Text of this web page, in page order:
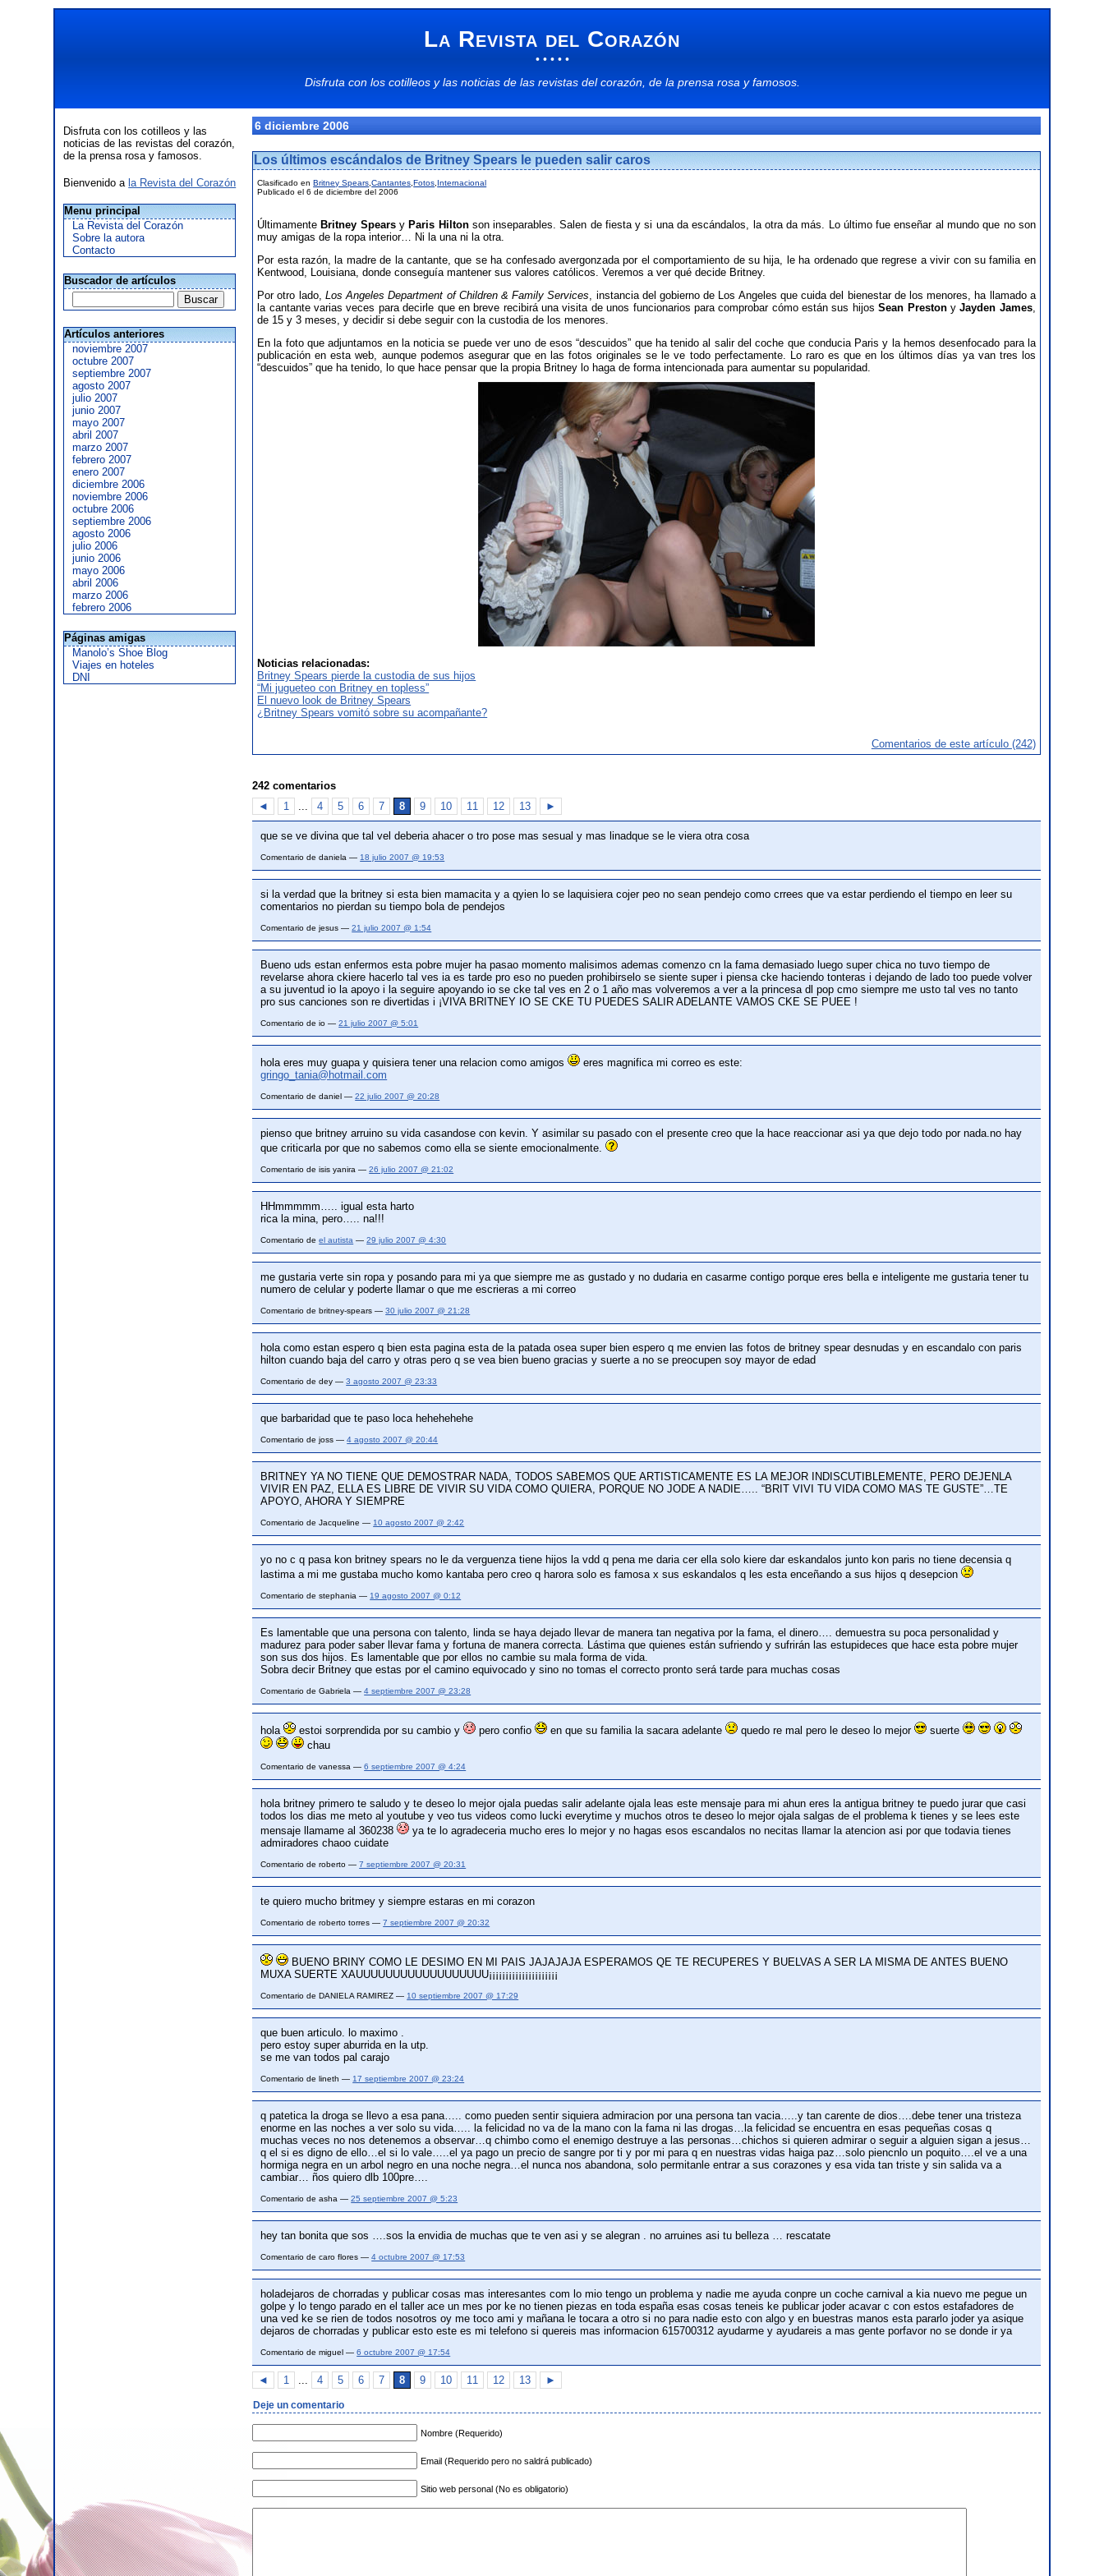
La Revista del Corazón
• • • • •
Disfruta con los cotilleosy las noticiasde las revistas del corazón, de la prensa rosa yfamosos.
Disfruta con los cotilleos y las
noticias de las revistas del corazón,
de la prensa rosa y famosos.
Bienvenido a la Revista del Corazón
Menu principal
La Revista del Corazón
Sobre la autora
Contacto
Buscador de artículos
Artículos anteriores
noviembre 2007
octubre 2007
septiembre 2007
agosto 2007
julio 2007
junio 2007
mayo 2007
abril 2007
marzo 2007
febrero 2007
enero 2007
diciembre 2006
noviembre 2006
octubre 2006
septiembre 2006
agosto 2006
julio 2006
junio 2006
mayo 2006
abril 2006
marzo 2006
febrero 2006
Páginas amigas
Manolo’s Shoe Blog
Viajes en hoteles
DNI
6 diciembre 2006
Los últimos escándalos de Britney Spears le pueden salir caros
Clasificado enBritney Spears ,Cantantes ,Fotos Internacional
Publicado el 6 de diciembre del 2006
Últimamente Britney Spearsy Paris Hiltonson inseparables. Salen de fiesta y si una da escándalos, la otra da más. Lo último fue enseñar al mundo que no son
muy amigas de la ropa interior… Ni la una ni la otra.
Por esta razón, la madre de la cantante, que se ha confesado avergonzada por el comportamiento de su hija, le ha ordenado que regrese a vivir con su familia en
Kentwood, Louisiana, donde conseguía mantener sus valores católicos. Veremos a ver qué decide Britney.
Por otro lado, Los Angeles Department of Children & Family Services, instancia del gobierno de Los Angeles que cuida del bienestar de los menores, ha llamado a
la cantante varias veces para decirle que en breve recibirá una visita de unos funcionarios para comprobar cómo están sus hijosSean PrestonyJayden James,
de 15 y 3 meses, y decidir si debe seguir con la custodia de los menores.
En la foto que adjuntamos en la noticia se puede ver uno de esos “descuidos” que ha tenido al salir del coche que conducia Paris y la hemos desenfocado para la
publicación en esta web, aunque podemos asegurar que en las fotos originales se le ve todo perfectamente. Lo raro es que en los últimos días ya van tres los
“descuidos” que ha tenido, lo que hace pensar que la propia Britney lo haga de forma intencionada para aumentar su popularidad.
Noticias relacionadas:
Britney Spears pierde la custodia de sus hijos
“Mi jugueteo con Britney en topless”
El nuevo look de Britney Spears
¿Britney Spears vomitó sobre su acompañante?
Comentarios de este artículo (242)
242 comentarios
◄
1 ... 4 5 6 7 8 9 10 11 12 13 ►
que se ve divina que tal vel deberia ahacer o tro pose mas sesual y mas linadque se le viera otra cosa
Comentario de daniela — 18 julio 2007 @ 19:53
si la verdad que la britney si esta bien mamacita y a qyien lo se laquisiera cojer peo no sean pendejo como crrees que va estar perdiendo el tiempo en leer su
comentarios no pierdan su tiempo bola de pendejos
Comentario de jesus —21 julio 2007 @ 1:54
Bueno uds estan enfermos esta pobre mujer ha pasao momento malisimos ademas comenzo cn la fama demasiado luego super chica no tuvo tiempo de
revelarse ahora ckiere hacerlo tal ves ia es tarde pro eso no pueden prohibirselo se siente super i piensa cke haciendo tonteras i dejando de lado too puede volver
a su juventud io la apoyo i la seguire apoyando io se cke tal ves en 2 o 1 año mas volveremos a ver a la princesa dl pop cmo siempre me usto tal ves no tanto
pro sus canciones son re divertidas i ¡VIVA BRITNEY IO SE CKE TU PUEDES SALIR ADELANTE VAMOS CKE SE PUEE !
Comentario de io —21 julio 2007 @ 5:01
hola eres muy guapa y quisiera tener una relacion como amigos
eres magnifica mi correo es este:
gringo_tania@hotmail.com
Comentario de daniel —22 julio 2007 @ 20:28
pienso que britney arruino su vida casandose con kevin. Y asimilar su pasado con el presente creo que la hace reaccionar asi ya que dejo todo por nada.no hay
que criticarla por que no sabemos como ella se siente emocionalmente.
Comentario de isis yanira —26 julio 2007 @ 21:02
HHmmmmm….. igual esta harto
rica la mina, pero….. na!!!
Comentario deel autista —29 julio 2007 @ 4:30
me gustaria verte sin ropa y posando para mi ya que siempre me as gustado y no dudaria en casarme contigo porque eres bella e inteligente me gustaria tener tu
numero de celular y poderte llamar o que me escrieras a mi correo
Comentario de britney-spears —30 julio 2007 @ 21:28
hola como estan espero q bien esta pagina esta de la patada osea super bien espero q me envien las fotos de britney spear desnudas y en escandalo con paris
hilton cuando baja del carro y otras pero q se vea bien bueno gracias y suerte a no se preocupen soy mayor de edad
Comentario de dey —3 agosto 2007 @ 23:33
que barbaridad que te paso loca hehehehehe
Comentario de joss —4 agosto 2007 @ 20:44
BRITNEY YA NO TIENE QUE DEMOSTRAR NADA, TODOS SABEMOS QUE ARTISTICAMENTE ES LA MEJOR INDISCUTIBLEMENTE, PERO DEJENLA
VIVIR EN PAZ, ELLA ES LIBRE DE VIVIR SU VIDA COMO QUIERA, PORQUE NO JODE A NADIE….. “BRIT VIVI TU VIDA COMO MAS TE GUSTE”…TE
APOYO, AHORA Y SIEMPRE
Comentario de Jacqueline — 10 agosto 2007 @ 2:42
yo no c q pasa kon britney spears no le da verguenza tiene hijos la vdd q pena me daria cer ella solo kiere dar eskandalos junto kon paris no tiene decensia q
lastima a mi me gustaba mucho komo kantaba pero creo q harora solo es famosa x sus eskandalos q les esta enceñando a sus hijos q desepcion
Comentario de stephania — 19 agosto 2007 @ 0:12
Es lamentable que una persona con talento, linda se haya dejado llevar de manera tan negativa por la fama, el dinero…. demuestra su poca personalidad y
madurez para poder saber llevar fama y fortuna de manera correcta. Lástima que quienes están sufriendo y sufrirán las estupideces que hace esta pobre mujer
son sus dos hijos. Es lamentable que por ellos no cambie su mala forma de vida.
Sobra decir Britney que estas por el camino equivocado y sino no tomas el correcto pronto será tarde para muchas cosas
Comentario de Gabriela —4 septiembre 2007 @ 23:28
hola estoi sorprendida por su cambio y pero confio en que su familia la sacara adelante quedo re mal pero le deseo lo mejor
suerte
chau
Comentario de vanessa —6 septiembre 2007 @ 4:24
hola britney primero te saludo y te deseo lo mejor ojala puedas salir adelante ojala leas este mensaje para mi ahun eres la antigua britney te puedo jurar que casi
todos los dias me meto al youtube y veo tus videos como lucki everytime y muchos otros te deseo lo mejor ojala salgas de el problema k tienes y se lees este
mensaje llamame al 360238
ya te lo agradeceria mucho eres lo mejor y no hagas esos escandalos no necitas llamar la atencion asi por que todavia tienes
admiradores chaoo cuidate
Comentario de roberto —7 septiembre 2007 @ 20:31
te quiero mucho britmey y siempre estaras en mi corazon
Comentario de roberto torres —7 septiembre 2007 @ 20:32
BUENO BRINY COMO LE DESIMO EN MI PAIS JAJAJAJA ESPERAMOS QE TE RECUPERES Y BUELVAS A SER LA MISMA DE ANTES BUENO
MUXA SUERTE XAUUUUUUUUUUUUUUUUUU¡¡¡¡¡¡¡¡¡¡¡¡¡¡¡¡¡¡¡¡¡
Comentario de DANIELA RAMIREZ — 10 septiembre 2007 @ 17:29
que buen articulo. lo maximo .
pero estoy super aburrida en la utp.
se me van todos pal carajo
Comentario de lineth — 17 septiembre 2007 @ 23:24
q patetica la droga se llevo a esa pana….. como pueden sentir siquiera admiracion por una persona tan vacia…..y tan carente de dios….debe tener una tristeza
enorme en las noches a ver solo su vida….. la felicidad no va de la mano con la fama ni las drogas…la felicidad se encuentra en esas pequeñas cosas q
muchas veces no nos detenemos a observar…q chimbo como el enemigo destruye a las personas…chichos si quieren admirar o seguir a alguien sigan a jesus…
q el si es digno de ello…el si lo vale…..el ya pago un precio de sangre por ti y por mi para q en nuestras vidas haiga paz…solo piencnlo un poquito….el ve a una
hormiga negra en un arbol negro en una noche negra…el nunca nos abandona, solo permitanle entrar a sus corazones y esa vida tan triste y sin salida va a
cambiar… ños quiero dlb 100pre….
Comentario de asha —25 septiembre 2007 @ 5:23
hey tan bonita que sos ….sos la envidia de muchas que te ven asi y se alegran . no arruines asi tu belleza … rescatate
Comentario de caro flores —4 octubre 2007 @ 17:53
holadejaros de chorradas y publicar cosas mas interesantes com lo mio tengo un problema y nadie me ayuda conpre un coche carnival a kia nuevo me pegue un
golpe y lo tengo parado en el taller ace un mes por ke no tienen piezas en toda españa esas cosas teneis ke publicar joder acavar c con estos estafadores de
una ved ke se rien de todos nosotros oy me toco ami y mañana le tocara a otro si no para nadie esto con algo y en buestras manos esta pararlo joder ya asique
dejaros de chorradas y publicar esto este es mi telefono si quereis mas informacion 615700312 ayudarme y ayudareis a mas gente porfavor no se donde ir ya
Comentario de miguel —6 octubre 2007 @ 17:54
◄ 1 ... 4 5 6 7 8 9 10 11 12 13 ►
Deje un comentario
Nombre (Requerido)
Email (Requerido pero no saldrá publicado)
Sitio web personal (No es obligatorio)